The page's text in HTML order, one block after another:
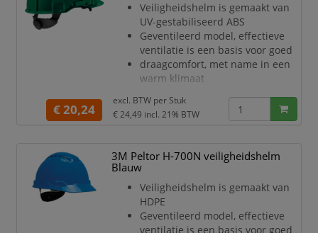
Veiligheidshelm is gemaakt van
UV-gestabiliseerd ABS
Geventileerd model, effectieve
ventilatie is een basis voor goed
draagcomfort, met name in een
warm klimaat
kunststof zweetband voor meer
comfort en
Helm is voorzien van een 4-punts
textielen binnenwerk
een draaiknopinstelling
De Uvicator sensorschijf vertelt u
wanneer de helm vervangen
€ 20,24
excl. BTW per Stuk
€ 24,49 incl. 21% BTW
3M Peltor H-700N veiligheidshelm
Blauw
Veiligheidshelm is gemaakt van
HDPE
Geventileerd model, effectieve
ventilatie is een basis voor goed